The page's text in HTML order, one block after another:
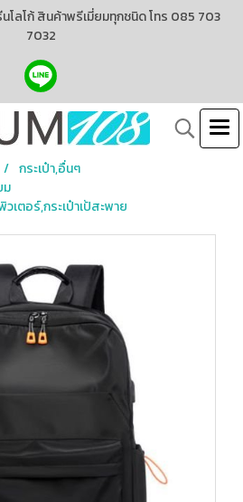
โลโก้ สินค้าพรีเมี่ยมทุกชนิด โทร 085 703
7032
กระเป๋า,อื่นๆ
ม
วเตอร์,กระเป๋าเป้สะพาย